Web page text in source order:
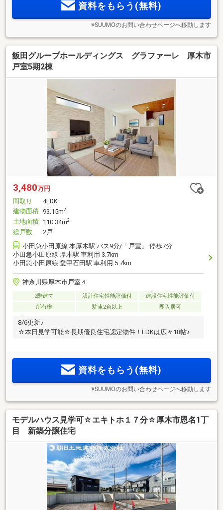
資料をもらう(無料)
※SUUMOのお問い合わせページへ移動します
飯田グループホールディングス グラファーレ 厚木市
戸室5期2棟
3,480万円
間取り
4LDK
建物面積 93.15m2
土地面積 110.34m2
総戸数
2戸
小田急小田原線 本厚木駅 バス9分/「戸室」 停歩7分
小田急小田原線 厚木駅 車利用 3.7km
小田急小田原線 愛甲石田駅 車利用 5.7km
神奈川県厚木市戸室４
2階建て 設計住宅性能評価付
建設住宅性能評価付
所有権
駐車2台以上 即入居可
8/6更新♪
☆本日見学可能☆長期優良住宅認定物件！LDKは広々18帖♪
資料をもらう(無料)
※SUUMOのお問い合わせページへ移動します
モデルハウス見学可☆エキトホ１７分☆厚木市恩名1丁
目 新築分譲住宅